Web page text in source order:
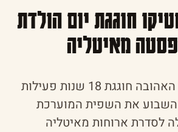
חוגגת יום הולדת
מאיטליה
מסעדת רוסטיקו האהובה חוגגת 18 שנות פעילות
את השפית המוערכת
לסדרת ארוחות מאיטליה